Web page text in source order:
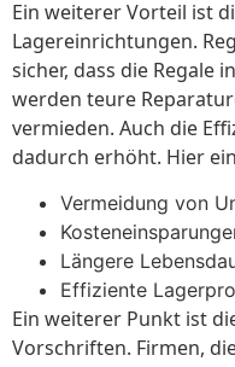
Ein weiterer Vorteil ist
Lagereinrichtungen.
sicher, dass die Regale
werden teure
vermieden. Auch die
dadurch erhöht. Hier
Vermeidung von
Längere
Effiziente
Ein weiterer Punkt ist
Vorschriften. Firmen,